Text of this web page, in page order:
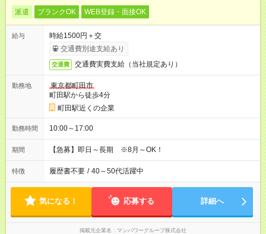
派遣 ブランクOK WEB登録・面接OK
給与
時給1500円＋交
交通費別途支給あり
交通費 交通費実費支給（当社規定あり）
勤務地
東京都町田市
町田駅から徒歩4分
町田駅近くの企業
勤務時間 10:00～17:00
期間 【急募】即日～長期 ※8月～OK！
特徴 履歴書不要 / 40～50代活躍中
気になる！ 応募する 詳細へ
掲載元企業名 マンパワーグループ株式会社